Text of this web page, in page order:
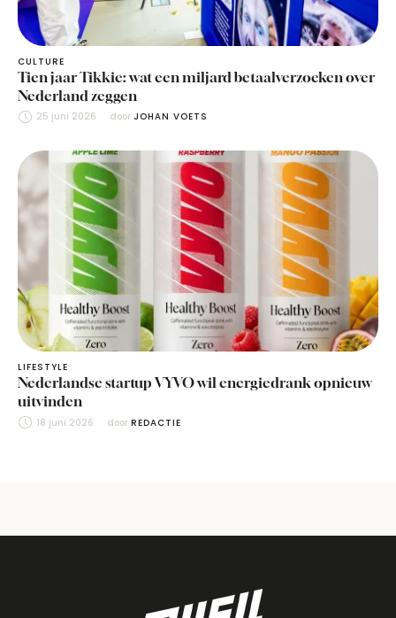
CULTURE
Tien jaar Tikkie: wat een miljard betaalverzoeken over
Nederland zeggen
25 juni 2026 door JOHAN VOETS
LIFESTYLE
Nederlandse startup VYVO wil energiedrank opnieuw
uitvinden
18 juni 2026 door REDACTIE